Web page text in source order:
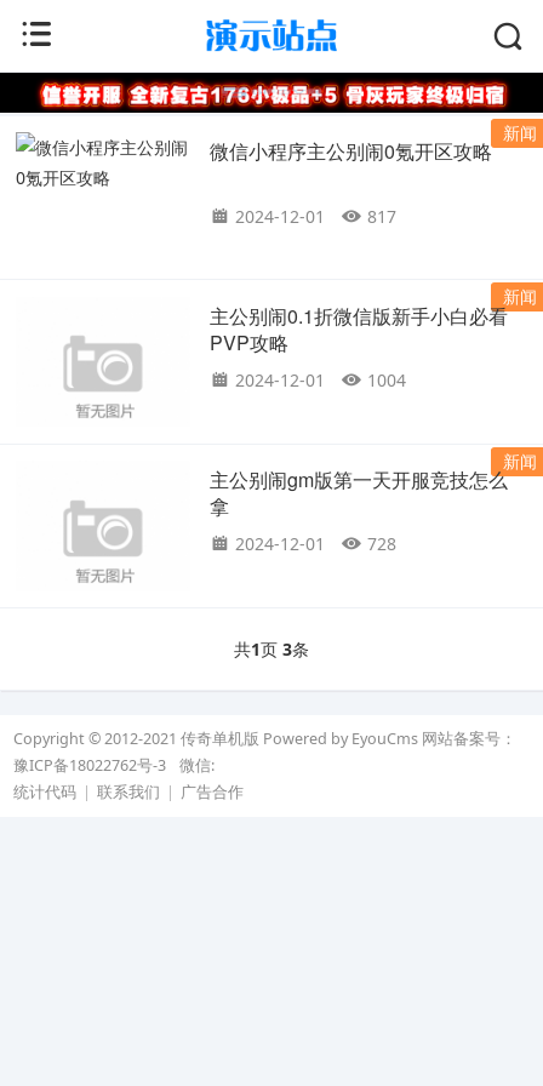
首页>TAG标签
新闻
微信小程序主公别闹0氪开区攻略
2024-12-01 817
新闻
主公别闹0.1折微信版新手小白必看
PVP攻略
2024-12-01 1004
新闻
主公别闹gm版第一天开服竞技怎么
拿
2024-12-01 728
共1页 3条
Copyright © 2012-2021 传奇单机版 Powered by EyouCms 网站备案号：
豫ICP备18022762号-3
微信:
统计代码 | 联系我们 | 广告合作